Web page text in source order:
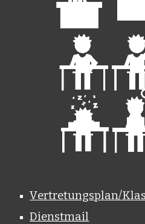
Vertretungsplan/
Dienstmail